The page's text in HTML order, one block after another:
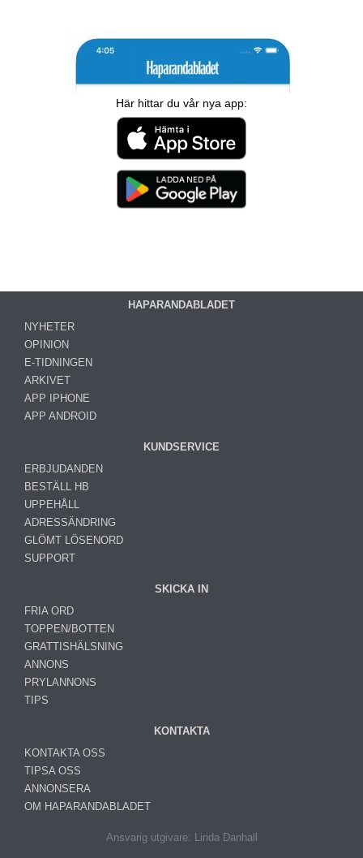
Här hittar du vår nya app:
HAPARANDABLADET
NYHETER
OPINION
E-TIDNINGEN
ARKIVET
APP IPHONE
APP ANDROID
KUNDSERVICE
ERBJUDANDEN
BESTÄLL HB
UPPEHÅLL
ADRESSÄNDRING
GLÖMT LÖSENORD
SUPPORT
SKICKA IN
FRIA ORD
TOPPEN/BOTTEN
GRATTISHÄLSNING
ANNONS
PRYLANNONS
TIPS
KONTAKTA
KONTAKTA OSS
TIPSA OSS
ANNONSERA
OM HAPARANDABLADET
Ansvarig utgivare: Linda Danhall